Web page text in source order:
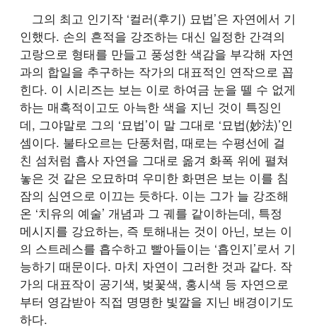
그의 최고 인기작 ‘컬러(후기) 묘법’은 자연에서 기
인했다. 손의 흔적을 강조하는 대신 일정한 간격의
고랑으로 형태를 만들고 풍성한 색감을 부각해 자연
과의 합일을 추구하는 작가의 대표적인 연작으로 꼽
힌다. 이 시리즈는 보는 이로 하여금 눈을 뗄 수 없게
하는 매혹적이고도 아늑한 색을 지닌 것이 특징인
데, 그야말로 그의 ‘묘법’이 말 그대로 ‘묘법(妙法)’인
셈이다. 불타오르는 단풍처럼, 때로는 수평선에 걸
친 섬처럼 흡사 자연을 그대로 옮겨 화폭 위에 펼쳐
놓은 것 같은 오묘하며 우미한 화면은 보는 이를 침
잠의 심연으로 이끄는 듯하다. 이는 그가 늘 강조해
온 ‘치유의 예술’ 개념과 그 궤를 같이하는데, 특정
메시지를 강요하는, 즉 토해내는 것이 아닌, 보는 이
의 스트레스를 흡수하고 빨아들이는 ‘흡인지’로서 기
능하기 때문이다. 마치 자연이 그러한 것과 같다. 작
가의 대표작이 공기색, 벚꽃색, 홍시색 등 자연으로
부터 영감받아 직접 명명한 빛깔을 지닌 배경이기도
하다.